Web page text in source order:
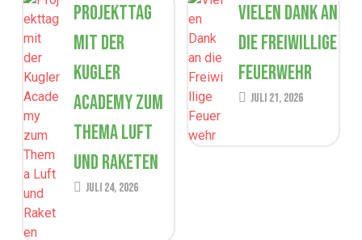
Projekttag
mit der
Kugler
Academy zum
Thema Luft
und Raketen
Juli 24, 2026
Vielen Dank an
die Freiwillige
Feuerwehr
Juli 21, 2026